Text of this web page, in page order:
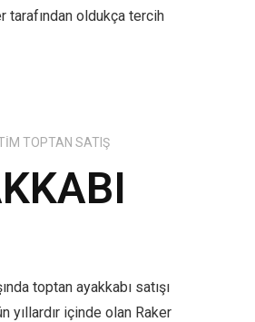
tarafından oldukça tercih
TOPTAN SATIŞ
toptan ayakkabı satışı
yıllardır içinde olan Raker